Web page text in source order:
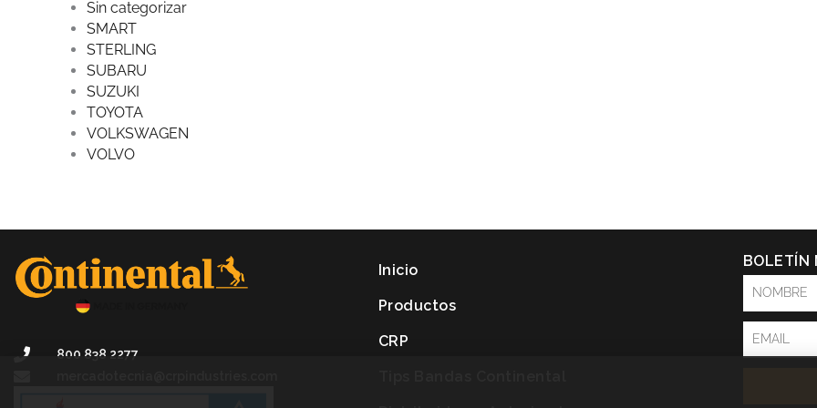
Sin categorizar
SMART
STERLING
SUBARU
SUZUKI
TOYOTA
VOLKSWAGEN
VOLVO
800 838 2277
Inicio
Productos
CRP
BOLETÍN